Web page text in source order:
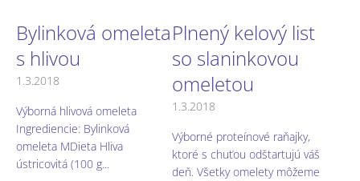
Bylinková omeleta
s hlivou
1.3.2018
Výborná hlivová omeleta
Ingrediencie: Bylinková
omeleta MDieta Hliva
ústricovitá (100 g...
Plnený kelový list
so slaninkovou
omeletou
1.3.2018
Výborné proteínové raňajky,
ktoré s chuťou odštartujú váš
deň. Všetky omelety môžeme